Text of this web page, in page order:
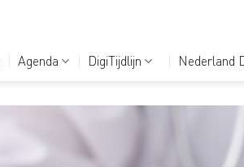
Agenda DigiTijdlijn Nederland